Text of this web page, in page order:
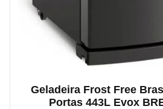
Geladeira Frost Free
Portas 443L Evox